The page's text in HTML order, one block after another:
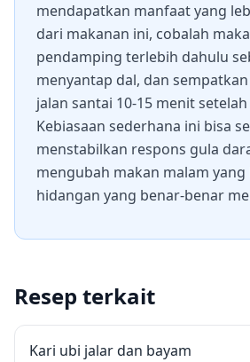
mendapatkan manfaat yang
dari makanan ini, cobalah
pendamping terlebih dahulu
menyantap dal, dan
jalan santai 10-15 menit
Kebiasaan sederhana ini bisa
menstabilkan respons gula
mengubah makan malam yang
hidangan yang benar-benar
Resep terkait
Kari ubi jalar dan bayam